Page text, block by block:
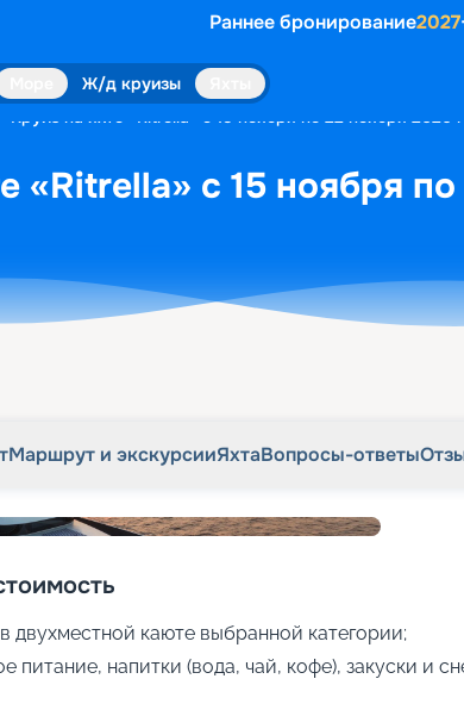
Раннее бронирование2027
Ж/д круизы
Круиз на яхте «Ritrella» с 15 ноября по 22 ноября 2026
«Ritrella» с 15 ноября
Маршрут и экскурсииЯхтаВопросы-ответы
двухместной каюте выбранной категории;
питание, напитки (вода, чай, кофе), закуски и